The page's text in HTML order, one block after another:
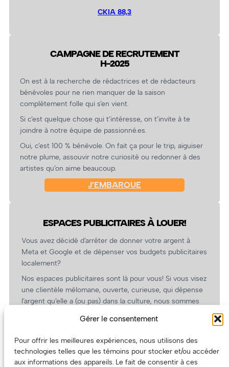
Gérer le consentement
Pour offrir les meilleures expériences, nous utilisons des
technologies telles que les témoins pour stocker et/ou accéder
aux informations des appareils. Le fait de consentir à ces
CKIA 88,3
CAMPAGNE DE RECRUTEMENT
H-2025
On est à la recherche de rédactrices et de rédacteurs
bénévoles pour ne rien manquer de la saison
complètement folle qui s’en vient.
Si c’est quelque chose qui t’intéresse, on t’invite à te
joindre à notre équipe de passionné.es.
Oui, c’est 100 % bénévole. On fait ça pour le trip, aiguiser
notre plume, assouvir notre curiosité ou redonner à des
artistes qu’on aime beaucoup.
J’EMBARQUE
ESPACES PUBLICITAIRES À LOUER!
Vous avez décidé d’arrêter de donner votre argent à
Meta et Google et de dépenser vos budgets publicitaires
localement?
Nos espaces publicitaires sont là pour vous! Si vous visez
une clientèle mélomane, ouverte, curieuse, qui dépense
l’argent qu’elle a (ou pas) dans la culture, nous sommes
revient.
(Oui, on va avoir des tarifs spéciaux pour vous, les